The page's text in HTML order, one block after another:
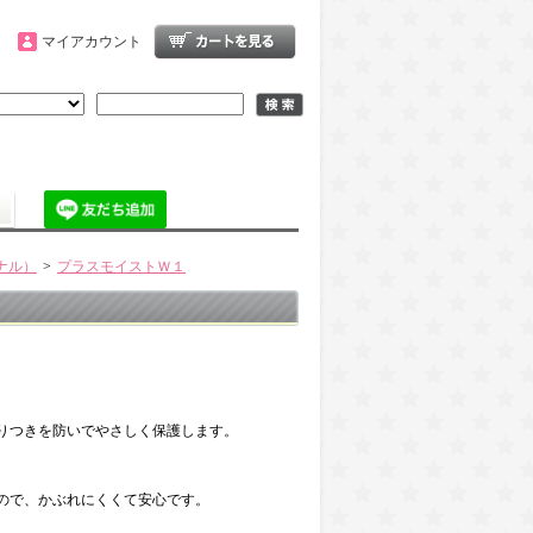
マイアカウント
） > プラスモイストＷ１
きを防いでやさしく保護します。
、かぶれにくくて安心です。